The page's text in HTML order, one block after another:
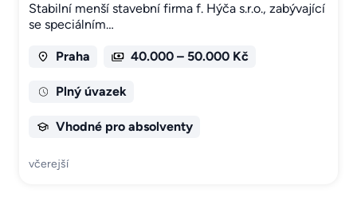
Stabilní menší stavební firma f. Hýča s.r.o., zabývající
se speciálním…
Praha 40.000 – 50.000 Kč
Plný úvazek
Vhodné pro absolventy
včerejší